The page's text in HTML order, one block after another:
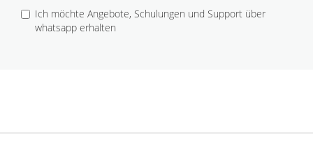
Ich möchte Angebote, Schulungen und Support über
whatsapp erhalten